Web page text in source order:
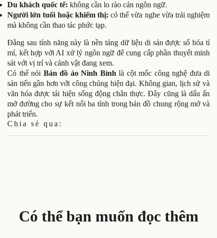
Du khách quốc tế: không cần lo rào cản ngôn ngữ.
Người lớn tuổi hoặc khiếm thị: có thể vừa nghe vừa trải nghiệm
mà không cần thao tác phức tạp.
Đằng sau tính năng này là nền tảng dữ liệu di sản được số hóa tỉ
mỉ, kết hợp với AI xử lý ngôn ngữ để cung cấp phần thuyết minh
sát với vị trí và cảnh vật đang xem.
Có thể nói Bản đồ ảo Ninh Bình là cột mốc công nghệ đưa di
sản tiến gần hơn với công chúng hiện đại. Không gian, lịch sử và
văn hóa được tái hiện sống động chân thực. Đây cũng là dấu ấn
mở đường cho sự kết nối ba tỉnh trong bản đồ chung rộng mở và
phát triển.
Chia sẻ qua:
Có thể bạn muốn đọc thêm